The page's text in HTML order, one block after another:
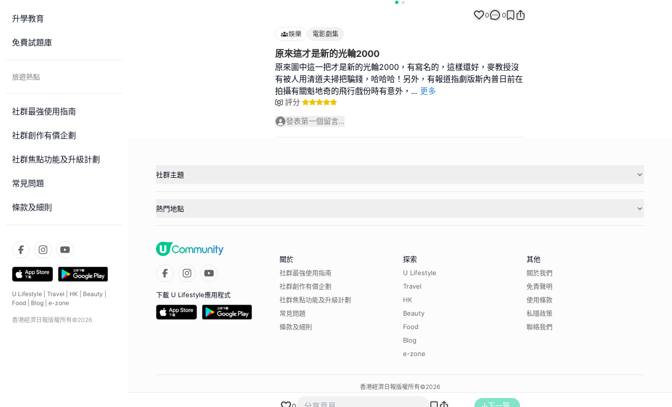
升學教育
免費試題庫
旅遊熱點
社群最強使用指南
社群創作有價企劃
社群焦點功能及升級計劃
常見問題
條款及細則
U Lifestyle Travel HK Beauty
Food
Blog e-zone
香港經濟日報版權所有©2026
0 0
娛樂 電影劇集
原來這才是新的光輪2000
原來圖中這一把才是新的光輪2000，有寫名的，這樣還好，麥教授沒
有被人用清道夫掃把騙錢，哈哈哈！另外，有報道指劇版斯內普日前在
拍攝有關魁地奇的飛行戲份時有意外， ... 更多
評分
發表第一個留言...
社群主題
熱門地點
下載 U Lifestyle應用程式
關於
社群最強使用指南
社群創作有價企劃
社群焦點功能及升級計劃
常見問題
條款及細則
探索
U Lifestyle
Travel
HK
Beauty
Food
Blog
e-zone
其他
關於我們
免責聲明
使用條款
私隱政策
聯絡我們
香港經濟日報版權所有©2026